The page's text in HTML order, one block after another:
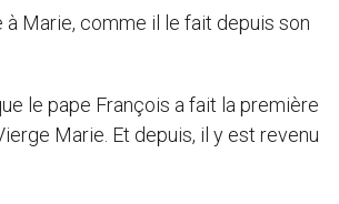
Marie, comme il le fait depuis son
le pape François a fait la première
Marie. Et depuis, il y est revenu